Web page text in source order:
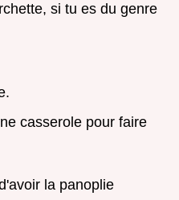
si tu es du genre
casserole pour faire
la panoplie